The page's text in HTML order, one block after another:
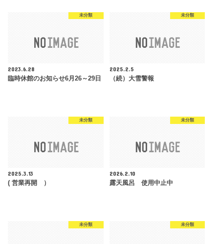
未分類
2023.6.28
臨時休館のお知らせ6月26～29日
未分類
2025.2.5
（続）大雪警報
未分類
2025.3.13
( 営業再開 ）
未分類
2026.2.10
露天風呂 使用中止中
未分類 未分類